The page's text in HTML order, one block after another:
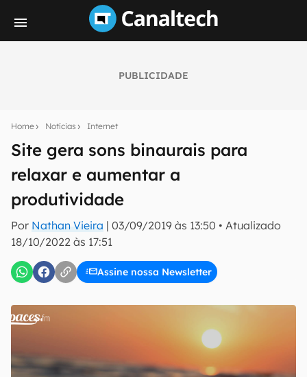
PUBLICIDADE
Home Notícias Internet
Site gera sons binaurais para
relaxar e aumentar a
produtividade
Por Nathan Vieira | 03/09/2019 às 13:50 • Atualizado
18/10/2022 às 17:51
Assine nossa Newsletter
notícias e reviews sobre tecnologia em primeira
E-mail
inscreva-se
Confirmo que li, aceito e concordo com os Termos de
Uso e Política de Privacidade do Canaltech.